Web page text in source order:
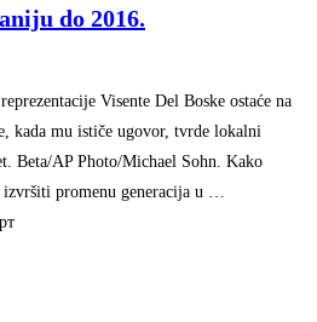
do 2016.
Visente Del Boske ostaće na
kada mu ističe ugovor, tvrde lokalni
Beta/AP Photo/Michael Sohn. Kako
promenu generacija u …